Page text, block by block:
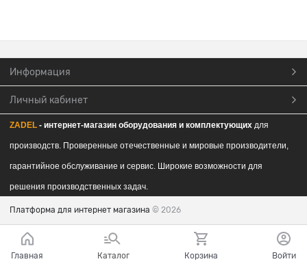
Информация
Личный кабинет
ZADEL - интернет-магазин оборудования и комплектующих для
производств. Проверенные отечественные и мировые производители,
гарантийное обслуживание и сервис. Широкие возможности для
решения производственных задач.
Платформа для интернет магазина © 2026
Главная Каталог Корзина Войти